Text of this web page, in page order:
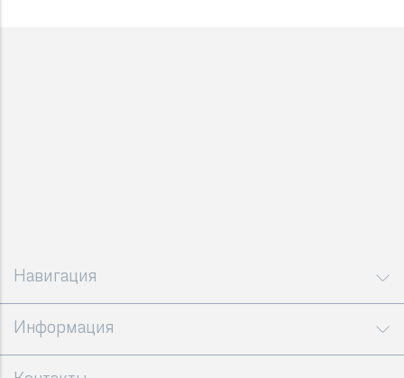
Навигация
Информация